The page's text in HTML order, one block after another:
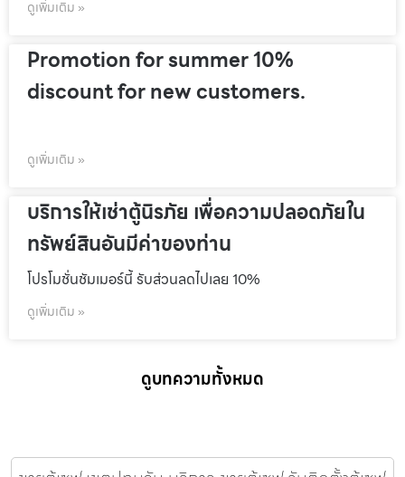
ดูเพิ่มเติม »
Promotion for summer 10%
discount for new customers.
ดูเพิ่มเติม »
บริการให้เช่าตู้นิรภัย เพื่อความปลอดภัยใน
ทรัพย์สินอันมีค่าของท่าน
โปรโมชั่นชัมเมอร์นี้ รับส่วนลดไปเลย 10%
ดูเพิ่มเติม »
ดูบทความทั้งหมด